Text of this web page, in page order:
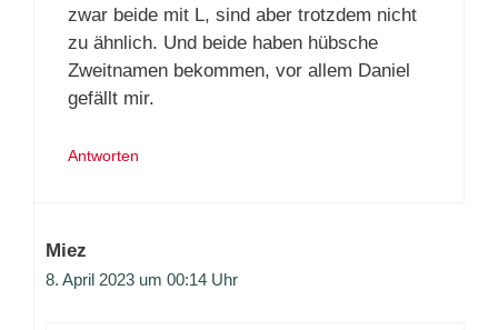
zwar beide mit L, sind aber trotzdem nicht
zu ähnlich. Und beide haben hübsche
Zweitnamen bekommen, vor allem Daniel
gefällt mir.
Antworten
Miez
8. April 2023 um 00:14 Uhr